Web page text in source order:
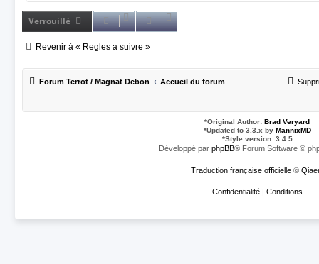
r
m
c
Verrouillé
Revenir à « Regles a suivre »
Forum Terrot / Magnat Debon Accueil du forum
*Original Author: Brad Veryard
*Updated to 3.3.x by MannixMD
*Style version: 3.4.5
Développé par phpBB® Forum Software ©
Traduction française officielle©
Confidentialité | Conditions